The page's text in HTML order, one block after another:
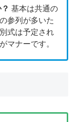
基本は共通の
参列が多いた
式は予定され
マナーです。